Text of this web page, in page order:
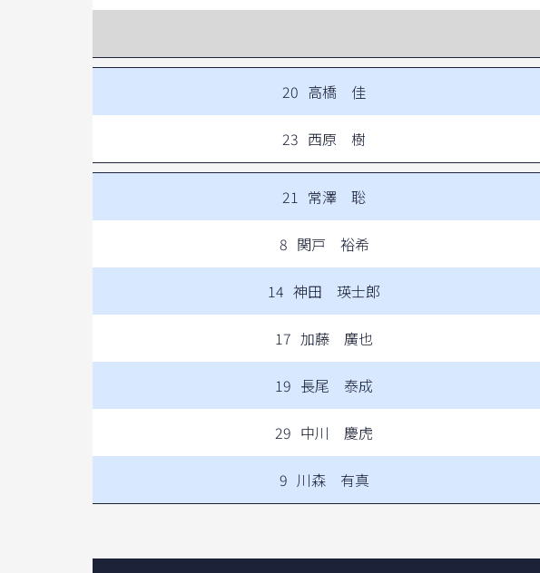
20 高橋 佳
23 西原 樹
21 常澤 聡
8 関戸 裕希
14 神田 瑛士郎
17 加藤 廣也
19 長尾 泰成
29 中川 慶虎
9 川森 有真